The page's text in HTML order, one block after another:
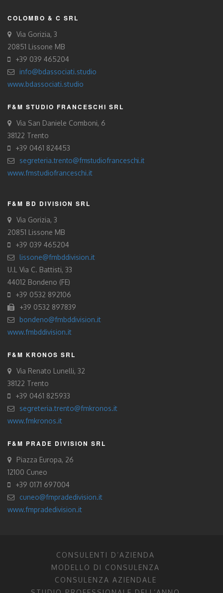
COLOMBO & C SRL
Via Gorizia, 3
20851 Lissone MB
+39 039 465204
info@bdassociati.studio
www.bdassociati.studio
F&M STUDIO FRANCESCHI SRL
Via San Daniele Comboni, 6
38122 Trento
+39 0461 824453
segreteria.trento@fmstudiofranceschi.it
www.fmstudiofranceschi.it
F&M BD DIVISION SRL
Via Gorizia, 3
20851 Lissone MB
+39 039 465204
lissone@fmbddivision.it
U.L Via C. Battisti, 33
44012 Bondeno (FE)
+39 0532 892106
+39 0532 897839
bondeno@fmbddivision.it
www.fmbddivision.it
F&M KRONOS SRL
Via Renato Lunelli, 32
38122 Trento
+39 0461 825933
segreteria.trento@fmkronos.it
www.fmkronos.it
F&M PRADE DIVISION SRL
Piazza Europa, 26
12100 Cuneo
+39 0171 697004
cuneo@fmpradedivision.it
www.fmpradedivision.it
CONSULENTI D’AZIENDA
MODELLO DI CONSULENZA
CONSULENZA AZIENDALE